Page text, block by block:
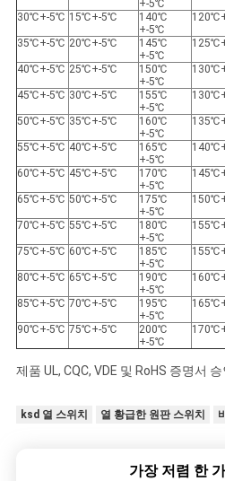
+-5℃
30℃+-5℃ 15℃+-5℃
140℃
+-5℃
35℃+-5℃ 20℃+-5℃
145℃
+-5℃
40℃+-5℃ 25℃+-5℃
150℃
+-5℃
45℃+-5℃ 30℃+-5℃
155℃
+-5℃
50℃+-5℃ 35℃+-5℃
160℃
+-5℃
55℃+-5℃ 40℃+-5℃
165℃
+-5℃
60℃+-5℃ 45℃+-5℃
170℃
+-5℃
65℃+-5℃ 50℃+-5℃
175℃
+-5℃
70℃+-5℃ 55℃+-5℃
180℃
+-5℃
75℃+-5℃ 60℃+-5℃
185℃
+-5℃
80℃+-5℃ 65℃+-5℃
190℃
+-5℃
85℃+-5℃ 70℃+-5℃
195℃
+-5℃
90℃+-5℃ 75℃+-5℃
200℃
+-5℃
제품 UL, CQC, VDE 및 RoHS 증명서 승
ksd 열 스위치 열 황급한 원판 스위치
가장 저렴 한